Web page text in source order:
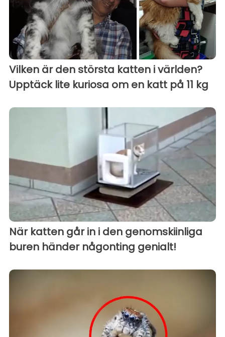
Vilken är den största katten i världen?
Upptäck lite kuriosa om en katt på 11 kg
När katten går in i den genomskiinliga
buren händer någonting genialt!